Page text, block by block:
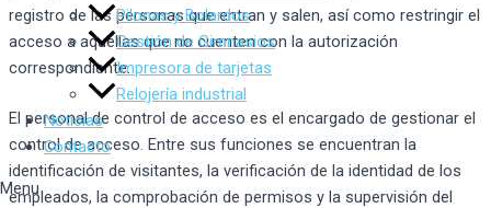
Pilonas y Bolardos
Gestión de Gimnasios
Impresora de tarjetas
Relojería industrial
Noticias
Contacto
Menu
registro de las personas que entran y salen, así como restringir el
acceso a aquellas que no cuenten con la autorización
correspondiente.
El personal de control de acceso es el encargado de gestionar el
control de acceso. Entre sus funciones se encuentran la
identificación de visitantes, la verificación de la identidad de los
empleados, la comprobación de permisos y la supervisión del